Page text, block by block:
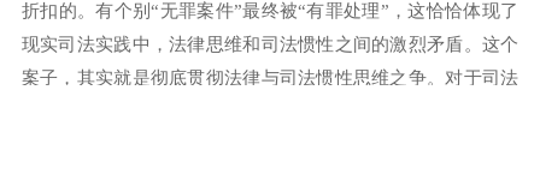
折扣的。有个别“无罪案件”最终被“有罪处理”，这恰恰体现了
现实司法实践中，法律思维和司法惯性之间的激烈矛盾。这个
案子，其实就是彻底贯彻法律与司法惯性思维之争。对于司法